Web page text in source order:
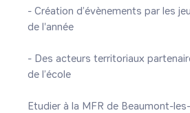
- Création d’évènements par les
de l'année
- Des acteurs territoriaux
de l’école
Etudier à la MFR de Beaumont-